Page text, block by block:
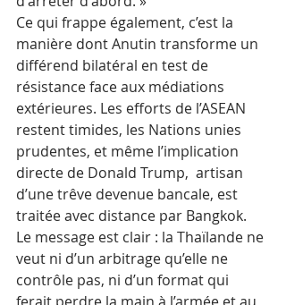
Ce qui frappe également, c’est la
manière dont Anutin transforme un
différend bilatéral en test de
résistance face aux médiations
extérieures. Les efforts de l’ASEAN
restent timides, les Nations unies
prudentes, et même l’implication
directe de Donald Trump,  artisan
d’une trêve devenue bancale, est
traitée avec distance par Bangkok.
Le message est clair : la Thaïlande ne
veut ni d’un arbitrage qu’elle ne
contrôle pas, ni d’un format qui